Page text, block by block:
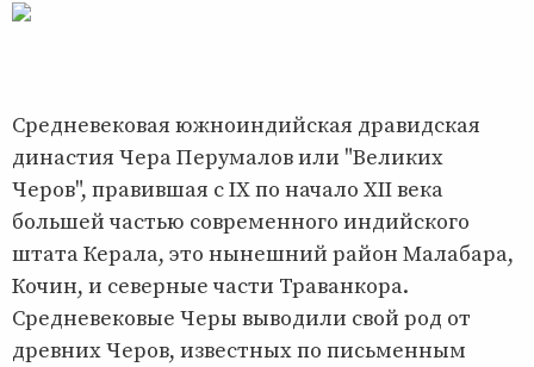
Средневековая южноиндийская дравидская
династия Чера Перумалов или "Великих
Черов", правившая с IX по начало XII века
большей частью современного индийского
штата Керала, это нынешний район Малабара,
Кочин, и северные части Траванкора.
Средневековые Черы выводили свой род от
древних Черов, известных по письменным